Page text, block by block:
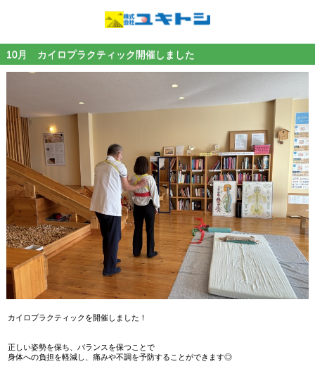
10月 カイロプラクティック開催しました
カイロプラクティックを開催しました！
正しい姿勢を保ち、バランスを保つことで
身体への負担を軽減し、痛みや不調を予防することができます◎